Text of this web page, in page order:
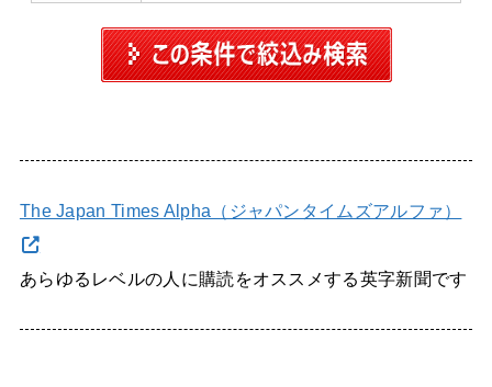
The Japan Times Alpha（ジャパンタイムズアルファ）
あらゆるレベルの人に購読をオススメする英字新聞です